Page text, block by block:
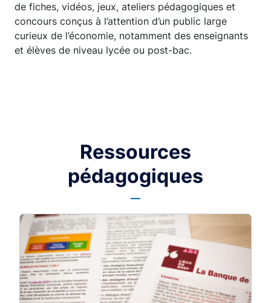
de fiches, vidéos, jeux, ateliers pédagogiques et
concours conçus à l’attention d’un public large
curieux de l’économie, notamment des enseignants
et élèves de niveau lycée ou post-bac.
Ressources
pédagogiques